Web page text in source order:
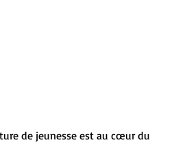
de jeunesse est au cœur du